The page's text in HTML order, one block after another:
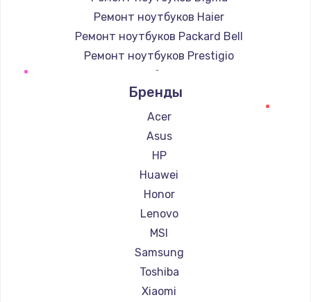
Ремонт ноутбуков Haier
Ремонт ноутбуков Packard Bell
Ремонт ноутбуков Prestigio
Ремонт ноутбуков Microsoft
Ремонт ноутбуков Alienware
Ремонт ноутбуков Aquarius
Ремонт ноутбуков Gigabyte
Ремонт ноутбуков Aorus
Ремонт ноутбуков Maibenben
Ремонт ноутбуков Getac
Ремонт ноутбуков Epson
Ремонт ноутбуков Philips
Ремонт ноутбуков LG
Ремонт ноутбуков Panasonic
Ремонт ноутбуков Irbis
Бренды
Acer
Asus
HP
Huawei
Honor
Lenovo
MSI
Samsung
Toshiba
Xiaomi